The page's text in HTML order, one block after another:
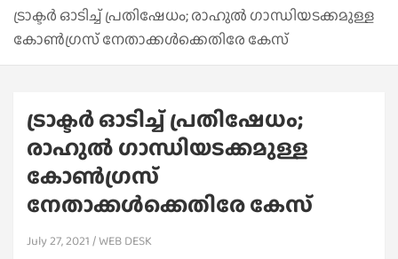
ട്രാക്ടര്‍ ഓടിച്ച്‌ പ്രതിഷേധം; രാഹുല്‍ ഗാന്ധിയടക്കമുള്ള
കോണ്‍ഗ്രസ് നേതാക്കള്‍ക്കെതിരേ കേസ്
ട്രാക്ടര്‍ ഓടിച്ച്‌ പ്രതിഷേധം;
രാഹുല്‍ ഗാന്ധിയടക്കമുള്ള
കോണ്‍ഗ്രസ്
നേതാക്കള്‍ക്കെതിരേ കേസ്
July 27, 2021 WEB DESK